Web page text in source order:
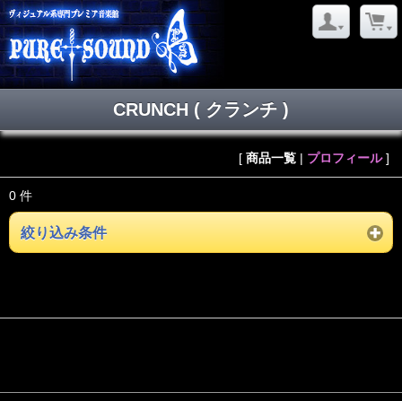
CRUNCH ( クランチ )
[ 商品一覧 | プロフィール]
0 件
絞り込み条件